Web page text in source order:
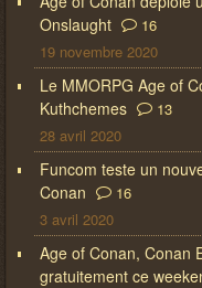
Onslaught
16
19 novembre 2020
Le MMORPG Age of
Kuthchemes
13
28 avril 2020
Funcom teste un
Conan
16
3 avril 2020
Age of Conan, Conan
gratuitement ce